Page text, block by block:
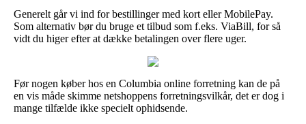
Generelt går vi ind for bestillinger med kort eller MobilePay.
Som alternativ bør du bruge et tilbud som f.eks. ViaBill, for så
vidt du higer efter at dække betalingen over flere uger.
Før nogen køber hos en Columbia online forretning kan de på
en vis måde skimme netshoppens forretningsvilkår, det er dog i
mange tilfælde ikke specielt ophidsende.